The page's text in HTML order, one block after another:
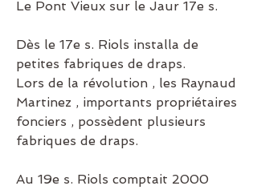
Le Pont Vieux sur le Jaur 17e s.
Dès le 17e s. Riols installa de
petites fabriques de draps.
Lors de la révolution , les Raynaud
Martinez , importants propriétaires
fonciers , possèdent plusieurs
fabriques de draps.
Au 19e s. Riols comptait 2000